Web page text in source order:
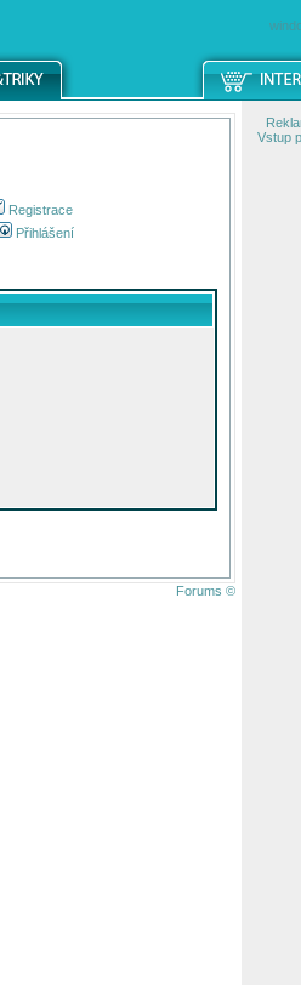
Registrace
Přihlášení
Forums ©
Vstup